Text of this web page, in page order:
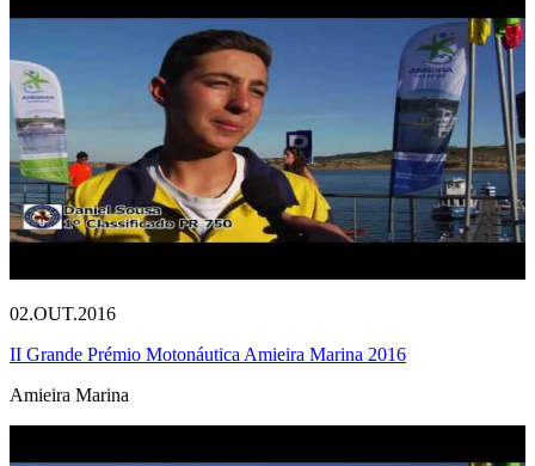
02.OUT.2016
II Grande Prémio Motonáutica Amieira Marina 2016
Amieira Marina